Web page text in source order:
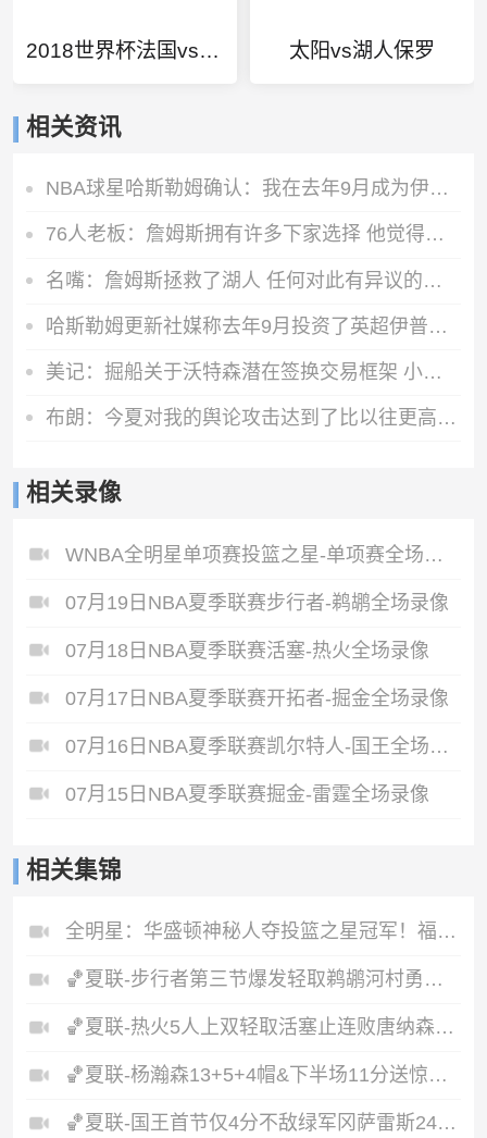
2018世界杯法国vs阿根廷 太阳vs湖人保罗
相关资讯
NBA球星哈斯勒姆确认：我在去年9月成为伊普斯维奇少数股东
76人老板：詹姆斯拥有许多下家选择 他觉得我们有能力夺冠
名嘴：詹姆斯拯救了湖人 任何对此有异议的就是根本不懂球
哈斯勒姆更新社媒称去年9月投资了英超伊普斯维奇队 韦德点赞
美记：掘船关于沃特森潜在签换交易框架 小琼斯&邓恩&选秀权&纳吉
布朗：今夏对我的舆论攻击达到了比以往更高程度 这没出乎我意料
相关录像
WNBA全明星单项赛投篮之星-单项赛全场录像
07月19日NBA夏季联赛步行者-鹈鹕全场录像
07月18日NBA夏季联赛活塞-热火全场录像
07月17日NBA夏季联赛开拓者-掘金全场录像
07月16日NBA夏季联赛凯尔特人-国王全场录像
07月15日NBA夏季联赛掘金-雷霆全场录像
相关集锦
全明星：华盛顿神秘人夺投篮之星冠军！福德夺得三分大赛冠军！
🏀夏联-步行者第三节爆发轻取鹈鹕河村勇辉5+5+12斯劳森22分
🏀夏联-热火5人上双轻取活塞止连败唐纳森20+8+10奥科里27分
🏀夏联-杨瀚森13+5+4帽&下半场11分送惊艳妙传开拓者力克掘金
🏀夏联-国王首节仅4分不敌绿军冈萨雷斯24+10+5塞纳克10+12